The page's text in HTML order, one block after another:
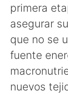
primera
asegurar
que no se
fuente
nuevos